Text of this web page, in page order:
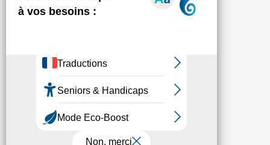
Fédésap © 2021
Mentions légales
Transparence